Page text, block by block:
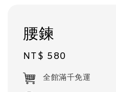
腰鍊
Regular
price
NT$ 580
全館滿千免運